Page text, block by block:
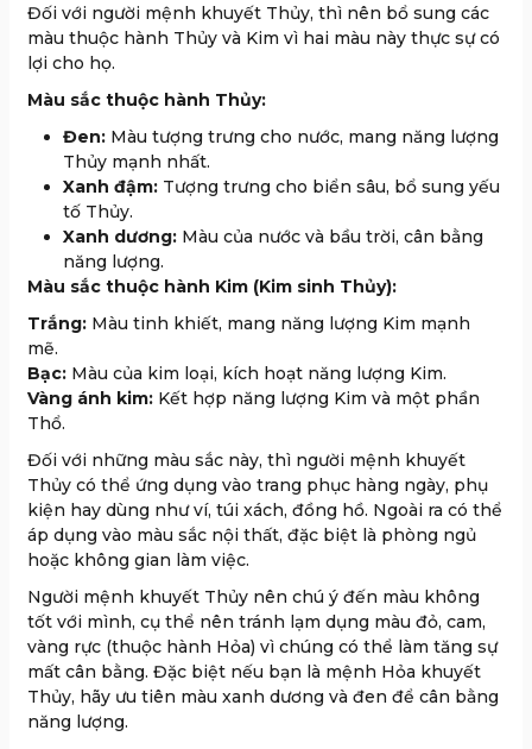
Đối với người mệnh khuyết Thủy, thì nên bổ sung các
màu thuộc hành Thủy và Kim vì hai màu này thực sự có
lợi cho họ.
Màu sắc thuộc hành Thủy:
Đen: Màu tượng trưng cho nước, mang năng lượng
Thủy mạnh nhất.
Xanh đậm: Tượng trưng cho biển sâu, bổ sung yếu
tố Thủy.
Xanh dương: Màu của nước và bầu trời, cân bằng
năng lượng.
Màu sắc thuộc hành Kim (Kim sinh Thủy):
Trắng: Màu tinh khiết, mang năng lượng Kim mạnh
mẽ.
Bạc: Màu của kim loại, kích hoạt năng lượng Kim.
Vàng ánh kim: Kết hợp năng lượng Kim và một phần
Thổ.
Đối với những màu sắc này, thì người mệnh khuyết
Thủy có thể ứng dụng vào trang phục hàng ngày, phụ
kiện hay dùng như ví, túi xách, đồng hồ. Ngoài ra có thể
áp dụng vào màu sắc nội thất, đặc biệt là phòng ngủ
hoặc không gian làm việc.
Người mệnh khuyết Thủy nên chú ý đến màu không
tốt với mình, cụ thể nên tránh lạm dụng màu đỏ, cam,
vàng rực (thuộc hành Hỏa) vì chúng có thể làm tăng sự
mất cân bằng. Đặc biệt nếu bạn là mệnh Hỏa khuyết
Thủy, hãy ưu tiên màu xanh dương và đen để cân bằng
năng lượng.